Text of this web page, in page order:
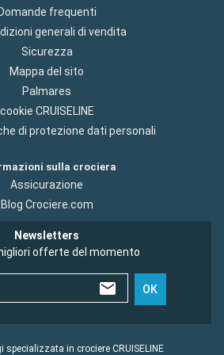
Domande frequenti
generali di vendita
Sicurezza
Mappa del sito
Palmares
cookie CRUISELINE
di protezione dati personali
sulla crociera
Assicurazione
Blog Crociere.com
Newsletters
offerte del momento
OK
specializzata in crociere CRUISELINE